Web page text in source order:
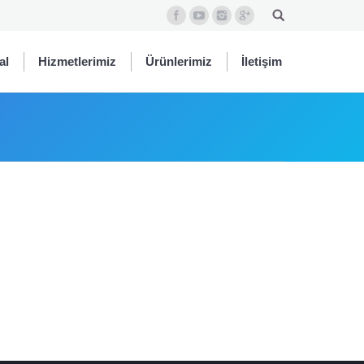
Hizmetlerimiz Ürünlerimiz İletişim